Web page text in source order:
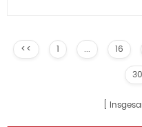
<< 1 ... 16
30